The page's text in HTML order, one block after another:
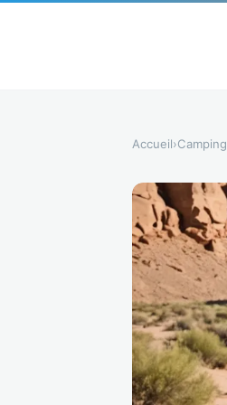
Accueil›Camping